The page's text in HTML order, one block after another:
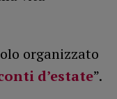
organizzato
d’estate”.